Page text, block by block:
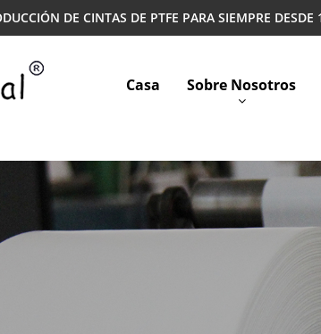
DE CINTAS DE PTFE PARA SIEMPRE DESDE
Casa Sobre Nosotros